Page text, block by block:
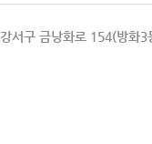
서구 금낭화로 154(방화3